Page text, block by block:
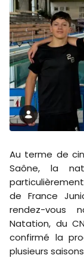
Au terme de
Saône, la
de France
rendez-vous
Natation, du
confirmé la
plusieurs